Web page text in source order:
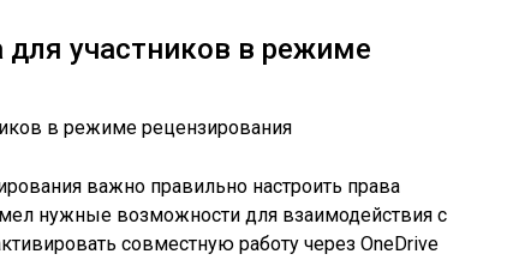
для участников в режиме
важно правильно настроить права
нужные возможности для взаимодействия с
совместную работу через OneDrive